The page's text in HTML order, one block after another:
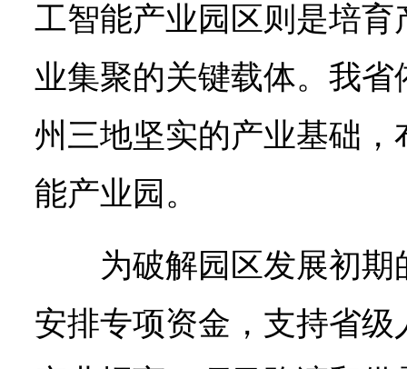
工智能产业园区则是培
业集聚的关键载体。我
州三地坚实的产业基础
能产业园。
为破解园区发展初
安排专项资金，支持省